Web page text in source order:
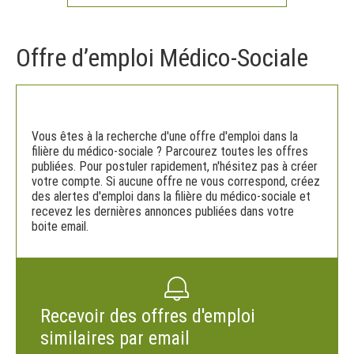
Offre d’emploi Médico-Sociale
Vous êtes à la recherche d'une offre d'emploi dans la
filière du médico-sociale ? Parcourez toutes les offres
publiées. Pour postuler rapidement, n'hésitez pas à créer
votre compte. Si aucune offre ne vous correspond, créez
des alertes d'emploi dans la filière du médico-sociale et
recevez les dernières annonces publiées dans votre
boite email.
Recevoir des offres d'emploi
similaires par email